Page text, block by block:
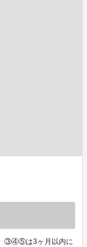
③④⑤は3ヶ月以内に